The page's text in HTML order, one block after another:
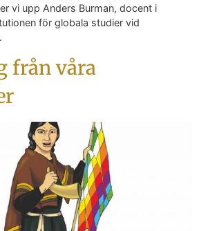
vi upp Anders Burman, docent i
för globala studier vid
från våra